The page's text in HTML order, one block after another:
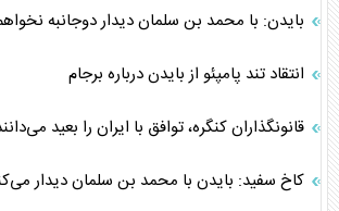
بایدن: با محمد بن سلمان دیدار دوجانبه
انتقاد تند پامپئو از بایدن درباره برجام
قانونگذاران کنگره، توافق با ایران را بعید
کاخ سفید: بایدن با محمد بن سلمان دیدار